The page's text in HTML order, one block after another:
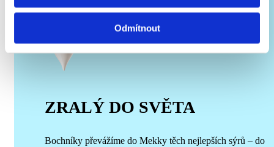
Odmítnout
ZRALÝ DO SVĚTA
Bochníky převážíme do Mekky těch nejlepších sýrů – do